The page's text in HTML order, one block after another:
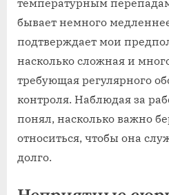
бывает немного
подтверждает мои
насколько сложная и
требующая регулярного
контроля. Наблюдая за
понял, насколько важно
относиться, чтобы она
долго.